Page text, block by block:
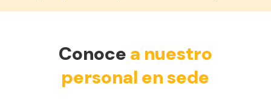
Conoce a nuestro
personal en sede